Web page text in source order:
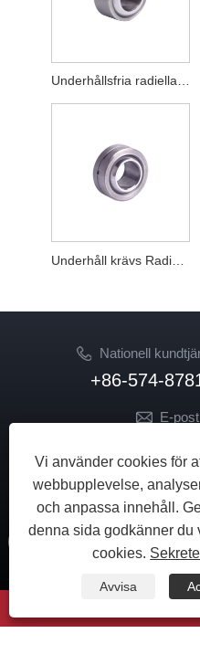
Underhåll krävs Radiella sfäriska glidlager COM HCOM
Nationell
+86-574-
E-post
FÖLJ
Copyright © 2024 Ningbo
Links
| Sitemap | RSS
Vi använder cookies för
webbupplevelse,
och anpassa innehåll.
denna sida godkänner du
cookies.
Avvisa